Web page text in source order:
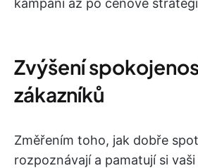
kampaní až po cenové
Zvýšení
zákazníků
Změřením toho, jak dobře
rozpoznávají a pamatují si